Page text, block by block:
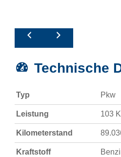
Technische
Typ Pkw
Leistung 103
Kilometerstand
Kraftstoff